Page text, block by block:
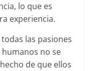
lo que es
experiencia.
las pasiones
humanos no se
de que ellos